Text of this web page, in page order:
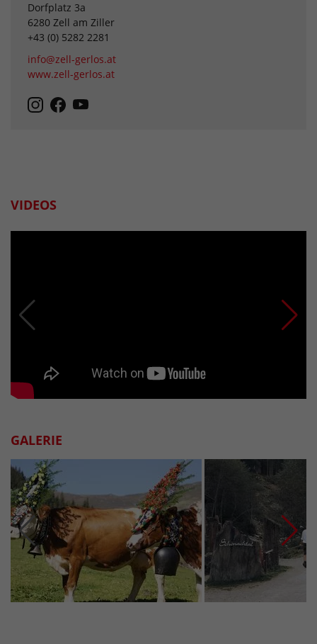
Dorfplatz 3a
6280 Zell am Ziller
+43 (0) 5282 2281
info@zell-gerlos.at
www.zell-gerlos.at
VIDEOS
GALERIE